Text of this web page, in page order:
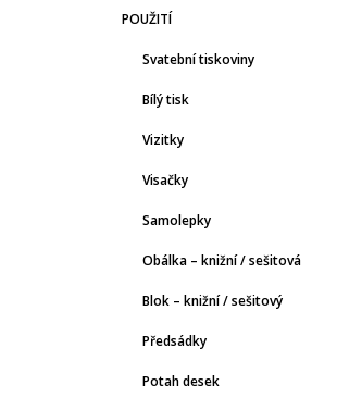
POUŽITÍ
Svatební tiskoviny
Bílý tisk
Vizitky
Visačky
Samolepky
Obálka – knižní / sešitová
Blok – knižní / sešitový
Předsádky
Potah desek